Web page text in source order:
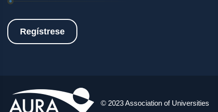
Regístrese
© 2023 Association of Universities